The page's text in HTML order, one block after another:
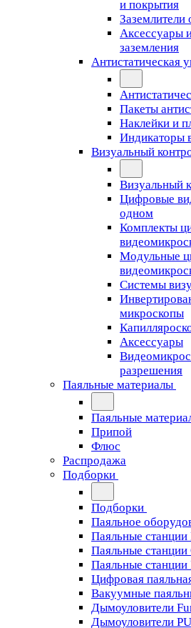
и покрытия
Заземлители
Аксессуары
заземления
Антистатическая
Пакеты
Наклейки и
Индикаторы
Визуальный
Визуальный
Цифровые
одном
Комплекты
Модульные
Cистемы
микроскопы
Аксессуары
разрешения
Паяльные материалы
Паяльные
Припой
Флюс
Распродажа
Подборки
Подборки
Паяльное
Паяльные
Паяльные станции
Паяльные станции
Цифровая
Вакуумные
Дымоуловители
Дымоуловители